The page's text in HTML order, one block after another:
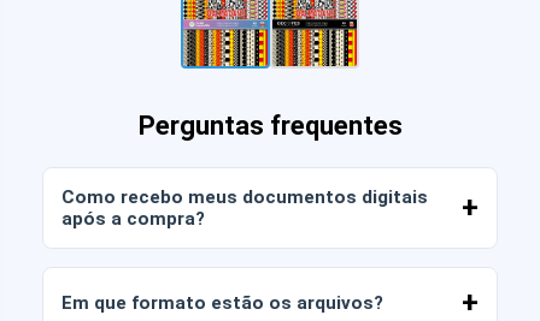
Perguntas frequentes
Como recebo meus documentos digitais
após a compra?
conta ou através do link enviado para o seu e-
Em que formato estão os arquivos?